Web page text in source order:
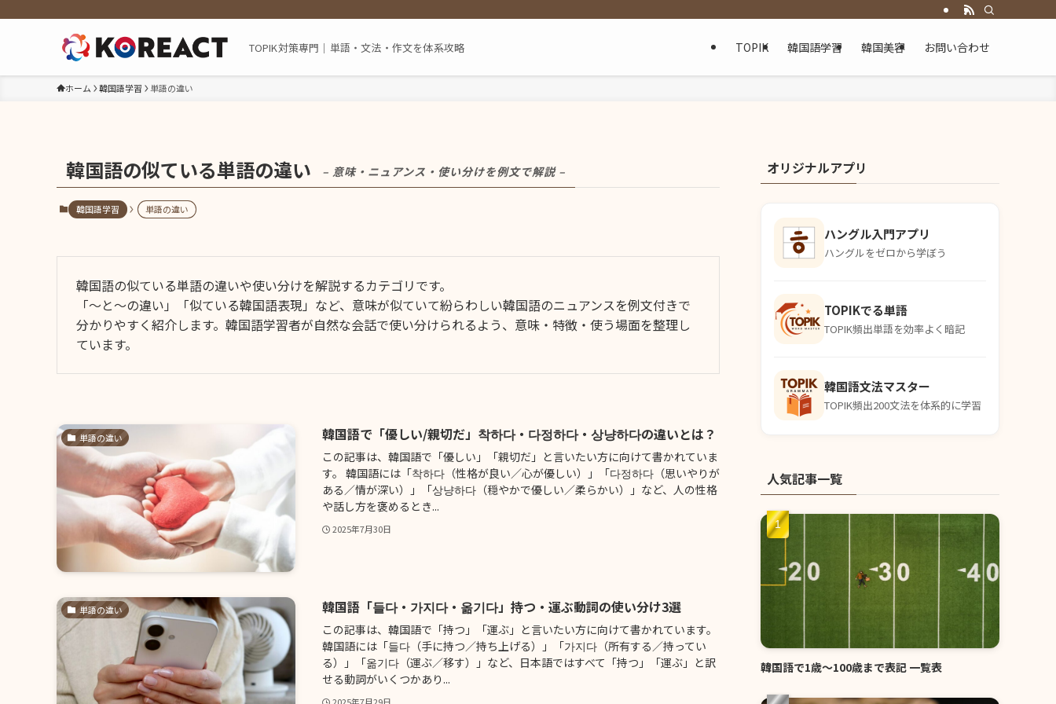
TOPIK対策専門｜単語・文法・作文を体系攻略 TOPIK 韓国語学習 韓国美容 お問い合わせ
ホーム 韓国語学習 単語の違い
韓国語の似ている単語の違い – 意味・ニュアンス・使い分けを例文で解説 –
韓国語学習 単語の違い
韓国語の似ている単語の違いや使い分けを解説するカテゴリです。
「〜と〜の違い」「似ている韓国語表現」など、意味が似ていて紛らわしい韓国語のニュアンスを例文付きで
分かりやすく紹介します。韓国語学習者が自然な会話で使い分けられるよう、意味・特徴・使う場面を整理し
ています。
単語の違い 韓国語で「優しい/親切だ」착하다・다정하다・상냥하다の違いとは？
この記事は、韓国語で「優しい」「親切だ」と言いたい方に向けて書かれていま
す。 韓国語には「착하다（性格が良い／心が優しい）」「다정하다（思いやりが
ある／情が深い）」「상냥하다（穏やかで優しい／柔らかい）」など、人の性格
や話し方を褒めるとき...
2025年7月30日
単語の違い 韓国語「들다・가지다・옮기다」持つ・運ぶ動詞の使い分け3選
この記事は、韓国語で「持つ」「運ぶ」と言いたい方に向けて書かれています。
韓国語には「들다（手に持つ／持ち上げる）」「가지다（所有する／持ってい
る）」「옮기다（運ぶ／移す）」など、日本語ではすべて「持つ」「運ぶ」と訳
せる動詞がいくつかあり...
オリジナルアプリ
ハングル入門アプリ
ハングルをゼロから学ぼう
TOPIKでる単語
TOPIK頻出単語を効率よく暗記
韓国語文法マスター
TOPIK頻出200文法を体系的に学習
人気記事一覧
韓国語で1歳〜100歳まで表記 一覧表